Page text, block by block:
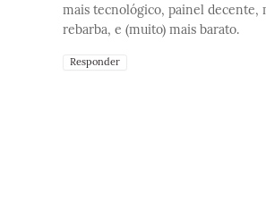
mais tecnológico, painel decente,
rebarba, e (muito) mais barato.
Responder